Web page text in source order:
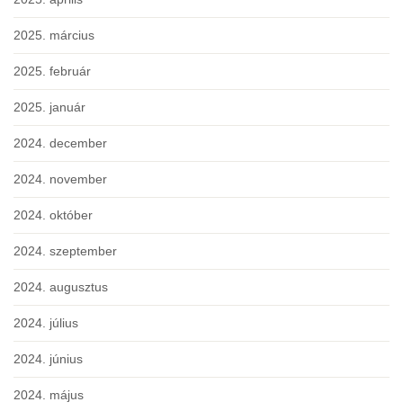
2025. március
2025. február
2025. január
2024. december
2024. november
2024. október
2024. szeptember
2024. augusztus
2024. július
2024. június
2024. május